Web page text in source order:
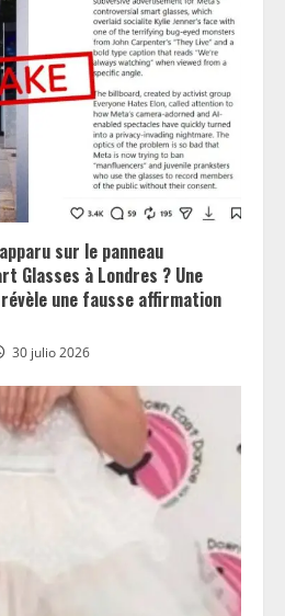
sur le panneau
Glasses à Londres ? Une
une fausse affirmation
30 julio 2026